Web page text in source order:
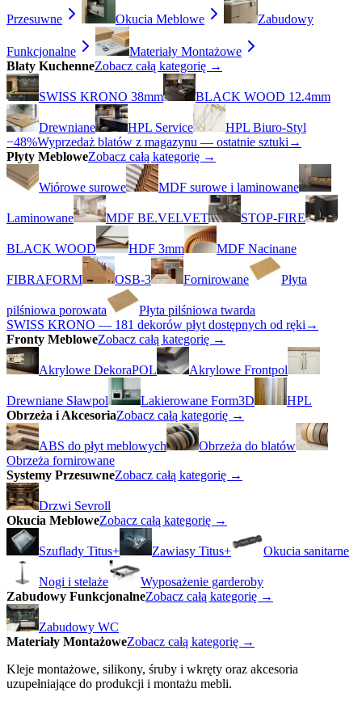
Przesuwne Okucia Meblowe Zabudowy
Funkcjonalne
Materiały Montażowe
Blaty KuchenneZobacz całą kategorię →
SWISS KRONO 38mm BLACK WOOD 12.4mm
Drewniane HPL Service
HPL Biuro-Styl
−48%Wyprzedaż blatów z magazynu — ostatnie sztuki →
Płyty MebloweZobacz całą kategorię →
Wiórowe surowe MDF surowe i laminowane
Laminowane MDF BE.VELVET STOP-FIRE
BLACK WOOD HDF 3mm MDF Nacinane
FIBRAFORM OSB-3 Fornirowane Płyta
pilśniowa porowata
Płyta pilśniowa twarda
SWISS KRONO — 181 dekorów płyt dostępnych od ręki →
Fronty MebloweZobacz całą kategorię →
Akrylowe DekoraPOL Akrylowe Frontpol
Drewniane Sławpol Lakierowane Form3D
HPL
Obrzeża i AkcesoriaZobacz całą kategorię →
ABS do płyt meblowych
Obrzeża do blatów
Obrzeża fornirowane
Systemy PrzesuwneZobacz całą kategorię →
Drzwi Sevroll
Okucia MebloweZobacz całą kategorię →
Szuflady Titus+ Zawiasy Titus+ Okucia sanitarne
Nogi i stelaże
Wyposażenie garderoby
Zabudowy FunkcjonalneZobacz całą kategorię →
Zabudowy WC
Materiały MontażoweZobacz całą kategorię →
Kleje montażowe, silikony, śruby i wkręty oraz akcesoria
uzupełniające do produkcji i montażu mebli.